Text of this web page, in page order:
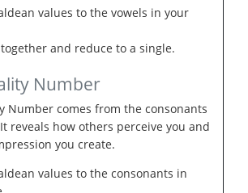
values to the vowels in your
and reduce to a single.
Number
Number comes from the consonants
reveals how others perceive you and
you create.
values to the consonants in